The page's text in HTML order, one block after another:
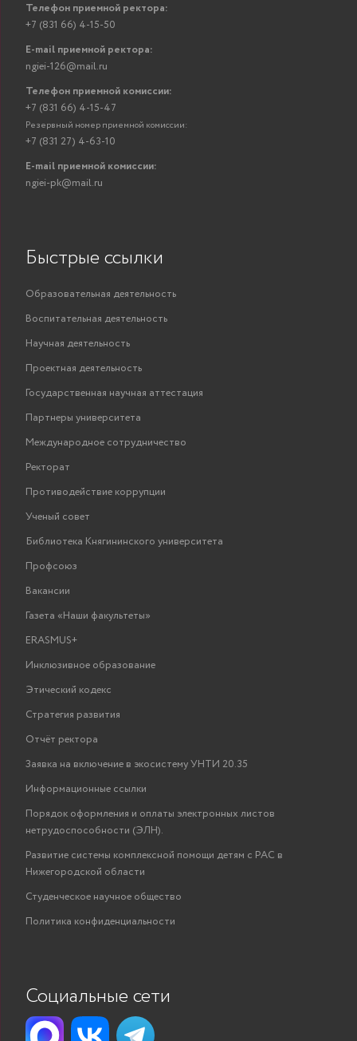
Телефон приемной ректора:
+7 (831 66) 4-15-50
E-mail приемной ректора:
ngiei-126@mail.ru
Телефон приемной комиссии:
+7 (831 66) 4-15-47
Резервный номер приемной комиссии:
+7 (831 27) 4-63-10
E-mail приемной комиссии:
ngiei-pk@mail.ru
Быстрые ссылки
Образовательная деятельность
Воспитательная деятельность
Научная деятельность
Проектная деятельность
Государственная научная аттестация
Партнеры университета
Международное сотрудничество
Ректорат
Противодействие коррупции
Ученый совет
Библиотека Княгининского университета
Профсоюз
Вакансии
Газета «Наши факультеты»
ERASMUS+
Инклюзивное образование
Этический кодекс
Стратегия развития
Отчёт ректора
Заявка на включение в экосистему УНТИ 20.35
Информационные ссылки
Порядок оформления и оплаты электронных листов
нетрудоспособности (ЭЛН).
Развитие системы комплексной помощи детям с РАС в
Нижегородской области
Студенческое научное общество
Политика конфиденциальности
Социальные сети